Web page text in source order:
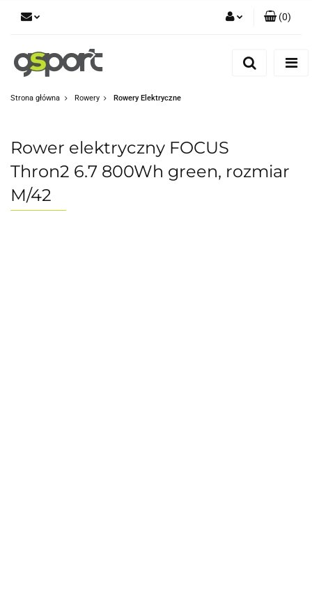
Dodaj zgłoszenie
(0)
Strona główna Rowery Rowery Elektryczne
Rower elektryczny FOCUS
Thron2 6.7 800Wh green, rozmiar
M/42